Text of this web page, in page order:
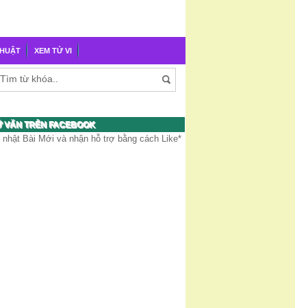
XEM TỬ VI
VĂN TRÊN FACEBOOK
nhật Bài Mới và nhận hỗ trợ bằng cách Like*